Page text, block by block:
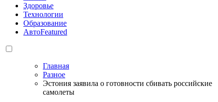
Здоровье
Технологии
Образование
АвтоFeatured
Главная
Разное
Эстония заявила о готовности сбивать российские
самолеты